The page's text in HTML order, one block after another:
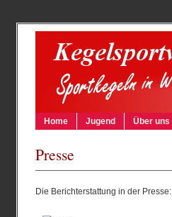
Home Jugend Über uns
Presse
Die Berichterstattung in der Presse: